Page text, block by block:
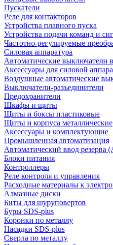
Пускатели
Реле для контакторов
Устройства плавного пуска
Устройства подачи команд и
Частотно-регулируемые
Силовая аппаратура
Автоматические выключатели
Аксессуары для силовой
Воздушные автоматические
Выключатели-разъединители
Предохранители
Шкафы и щиты
Щиты и боксы пластиковые
Щиты и корпуса металлические
Аксессуары и комплектующие
Промышленная автоматизация
Автоматический ввод резерва
Блоки питания
Контроллеры
Реле контроля и управления
Расходные материалы к
Алмазные диски
Биты для шуруповертов
Буры SDS-plus
Коронки по металлу
Насадки SDS-plus
Сверла по металлу